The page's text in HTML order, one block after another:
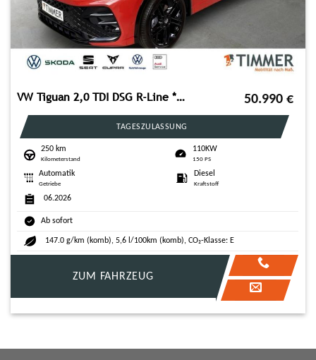
VW Tiguan 2,0 TDI DSG R-Line *AHK*IQ.LIGHT*NAVI* 50.990 €
TAGESZULASSUNG
250 km
Kilometerstand
110KW
150 PS
Automatik
Getriebe
Diesel
Kraftstoff
06.2026
Ab sofort
147.0 g/km (komb), 5,6 l/100km (komb), CO₂-Klasse: E
ZUM FAHRZEUG